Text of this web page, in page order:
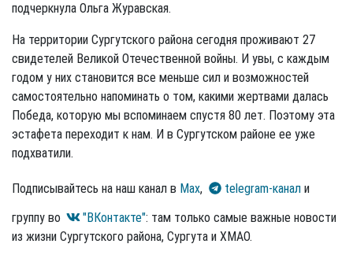
подчеркнула Ольга Журавская.
На территории Сургутского района сегодня проживают 27
свидетелей Великой Отечественной войны. И увы, с каждым
годом у них становится все меньше сил и возможностей
самостоятельно напоминать о том, какими жертвами далась
Победа, которую мы вспоминаем спустя 80 лет. Поэтому эта
эстафета переходит к нам. И в Сургутском районе ее уже
подхватили.
Подписывайтесь на наш канал в Max, telegram-канал и
группу во
"ВКонтакте": там только самые важные новости
из жизни Сургутского района, Сургута и ХМАО.